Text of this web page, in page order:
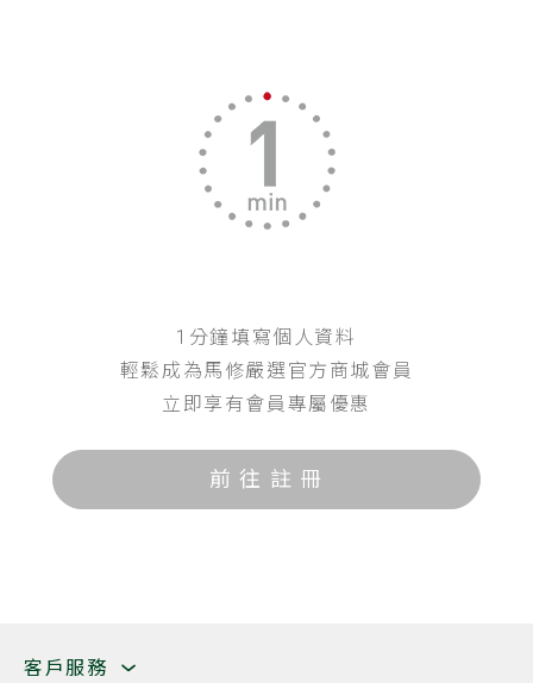
1分鐘填寫個人資料
輕鬆成為馬修嚴選官方商城會員
立即享有會員專屬優惠
前 往 註 冊
客戶服務